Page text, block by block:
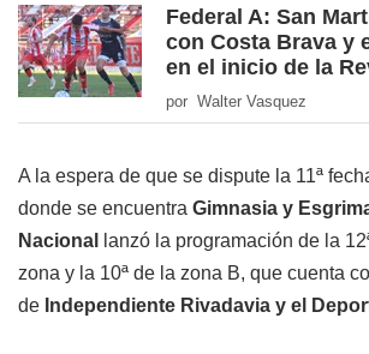
Federal A: San
con Costa Brava y
en el inicio de la
por Walter Vasquez
A la espera de que se dispute la 11ª
donde se encuentra Gimnasia y
Nacional
lanzó la programación de la
zona y la 10ª de la zona B, que cuenta
de Independiente Rivadavia y el